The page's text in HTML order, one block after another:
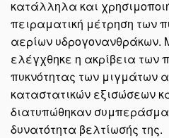
κατάλληλα και
πειραματική μέτρηση των
αερίων υδρογονανθράκων.
ελέγχθηκε η ακρίβεια των
πυκνότητας των μιγμάτων
καταστατικών εξισώσεων
διατυπώθηκαν
δυνατότητα βελτίωσής της.